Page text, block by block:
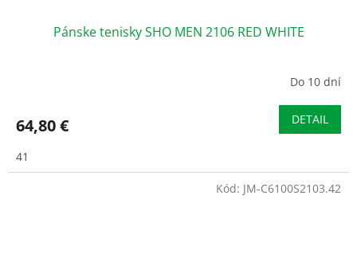
Pánske tenisky SHO MEN 2106 RED WHITE
Do 10 dní
64,80 € DETAIL
41
Kód: JM-C6100S2103.42